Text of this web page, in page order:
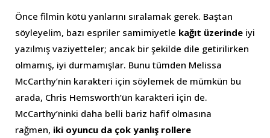
Önce filmin kötü yanlarını sıralamak gerek. Baştan
söyleyelim, bazı espriler samimiyetle kağıt üzerinde iyi
yazılmış vaziyetteler; ancak bir şekilde dile getirilirken
olmamış, iyi durmamışlar. Bunu tümden Melissa
McCarthy’nin karakteri için söylemek de mümkün bu
arada, Chris Hemsworth’ün karakteri için de.
McCarthy’ninki daha belli bariz hafif olmasına
rağmen, iki oyuncu da çok yanlış rollere